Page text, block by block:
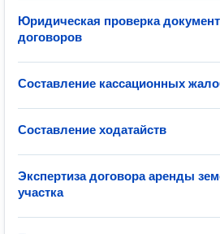
Юридическая проверка
договоров
Составление кассационных
Составление ходатайств
Экспертиза договора аренды
участка